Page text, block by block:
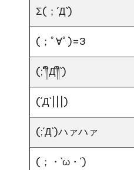
Σ(；´Д`)
(；ﾟ∀ﾟ)=3
(;´༎ຶД༎ຶ`)
(´Д`|||)
(;´Д`)ハァハァ
(；・`ω・´)